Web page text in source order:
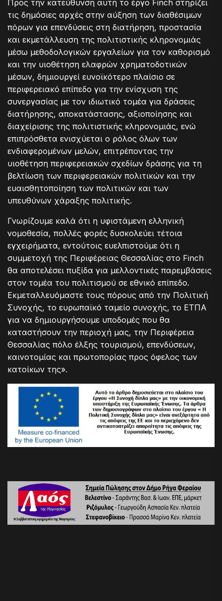
Προς την κατεύθυνση αυτή το έργο Finch στηρίζει
τις δημόσιες αρχές στην αύξηση των διαθέσιμων
πόρων για επενδύσεις στη διατήρηση, προστασία
και εκμετάλλευση της πολιτιστικής κληρονομιάς
μέσω μεθοδολογικών εργαλείων για τον καθορισμό
και την υιοθέτηση ελαφρών χρηματοδοτικών
μέσων, δημιουργεί ευνοϊκότερο πλαίσιο σε
περιφερειακό επίπεδο για την ενίσχυση της
συνεργασίας με τον ιδιωτικό τομέα για δράσεις
διατήρησης, αποκατάστασης, αξιοποίησης και
διαχείρισης της πολιτιστικής κληρονομιάς, ενώ
επιπρόσθετα ενισχύεται ο ρόλος όλων των
ενδιαφερομένων μελών, επιτρέποντας την
υιοθέτηση περιφερειακών σχεδίων δράσης για τη
βελτίωση των περιφερειακών πολιτικών και την
ευαισθητοποίηση των πολιτικών και των
υπευθύνων χάραξης πολιτικής.
Γνωρίζουμε καλά ότι η υφιστάμενη ελληνική
νομοθεσία, πολλές φορές δυσκολεύει τέτοια
εγχειρήματα, εντούτοις ευελπιστούμε ότι η
συμμετοχή της Περιφέρειας Θεσσαλίας στο Finch
θα αποτελέσει πυξίδα για μελλοντικές παρεμβάσεις
στον τομέα του πολιτισμού σε εθνικό επίπεδο.
Εκμεταλλευόμαστε τους πόρους από την Πολιτική
Συνοχής, το ευρωπαϊκό ταμείο συνοχής, το ΕΤΠΑ
για να δημιουργήσουμε υποδομές που θα
καταστήσουν την περιοχή μας, την Περιφέρεια
Θεσσαλίας πόλο έλξης τουρισμού, επενδύσεων,
καινοτομίας και πρωτοπορίας προς όφελος των
κατοίκων της».